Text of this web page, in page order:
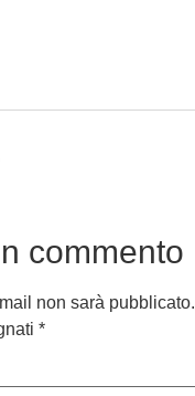
commento
non sarà pubblicato.
*